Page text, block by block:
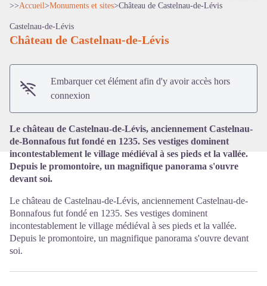
>>Accueil>Monuments et sites>Château de Castelnau-de-Lévis
Castelnau-de-Lévis
Château de Castelnau-de-Lévis
Embarquer cet élément afin d'y avoir accès hors
connexion
Le château de Castelnau-de-Lévis, anciennement Castelnau-
de-Bonnafous fut fondé en 1235. Ses vestiges dominent
incontestablement le village médiéval à ses pieds et la vallée.
Depuis le promontoire, un magnifique panorama s'ouvre
devant soi.
Le château de Castelnau-de-Lévis, anciennement Castelnau-de-
Bonnafous fut fondé en 1235. Ses vestiges dominent
incontestablement le village médiéval à ses pieds et la vallée.
Depuis le promontoire, un magnifique panorama s'ouvre devant
soi.